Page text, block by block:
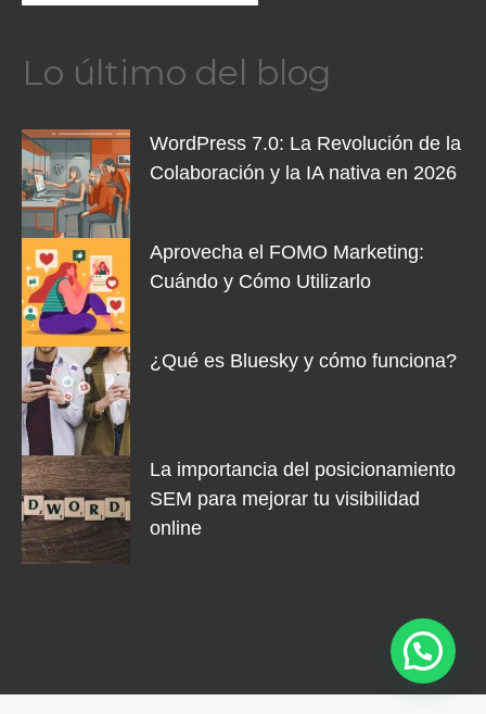
Lo último del blog
WordPress 7.0: La Revolución de la
Colaboración y la IA nativa en 2026
Aprovecha el FOMO Marketing:
Cuándo y Cómo Utilizarlo
¿Qué es Bluesky y cómo funciona?
La importancia del posicionamiento
SEM para mejorar tu visibilidad
online